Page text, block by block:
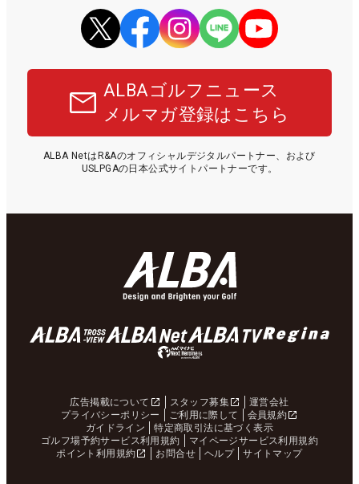
ALBAゴルフニュース
メルマガ登録はこちら
ALBA NetはR&Aのオフィシャルデジタルパートナー、および
USLPGAの日本公式サイトパートナーです。
広告掲載について スタッフ募集
運営会社
プライバシーポリシー
ご利用に際して
会員規約
ガイドライン
特定商取引法に基づく表示
ゴルフ場予約サービス利用規約
マイページサービス利用規約
ポイント利用規約
お問合せ ヘルプ サイトマップ